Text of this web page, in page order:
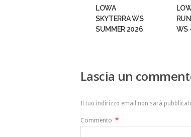
LOWA
SKYTERRA WS
SUMMER 2026
WS
Lascia un
Il tuo indirizzo email non sarà
Commento *